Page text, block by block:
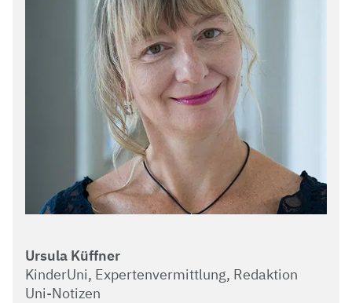
Ursula Küffner
KinderUni, Expertenvermittlung, Redaktion
Uni-Notizen